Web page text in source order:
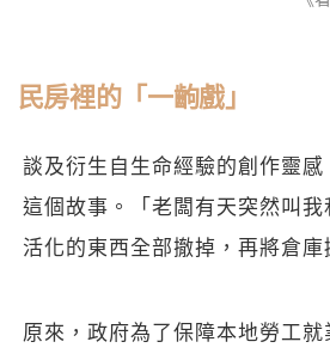
民房裡的「一齣戲」
談及衍生自生命經驗的創作靈
這個故事。「老闆有天突然叫
活化的東西全部撤掉，再將倉庫
原來，政府為了保障本地勞工